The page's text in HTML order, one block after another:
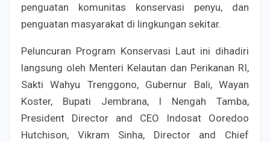
penguatan komunitas konservasi penyu, dan
penguatan masyarakat di lingkungan sekitar.
Peluncuran Program Konservasi Laut ini dihadiri
langsung oleh Menteri Kelautan dan Perikanan RI,
Sakti Wahyu Trenggono, Gubernur Bali, Wayan
Koster, Bupati Jembrana, I Nengah Tamba,
President Director and CEO Indosat Ooredoo
Hutchison, Vikram Sinha, Director and Chief